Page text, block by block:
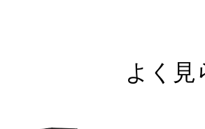
よく見